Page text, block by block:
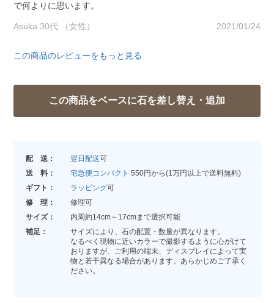
で何よりに思います。
Asuka 30代 （女性） 2021/01/24
この商品のレビューをもっと見る
配 送： 翌日配送可
送 料：
宅急便コンパクト 550円から(1万円以上で送料無料)
ギフト：
ラッピング可
修 理：
修理可
サイズ：
内周約14cm～17cmまで選択可能
補足：
サイズにより、石の配置・数量が異なります。
なるべく現物に近いカラーで撮影するように心がけて
おりますが、ご利用の端末、ディスプレイによって実
物と若干異なる場合があります。あらかじめご了承く
ださい。